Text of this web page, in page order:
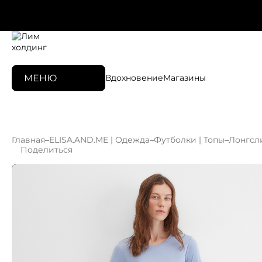
МЕНЮ ВдохновениеМагазины
Главная–ELISA.AND.ME | Одежда–Футболки | Топы–
Поделиться